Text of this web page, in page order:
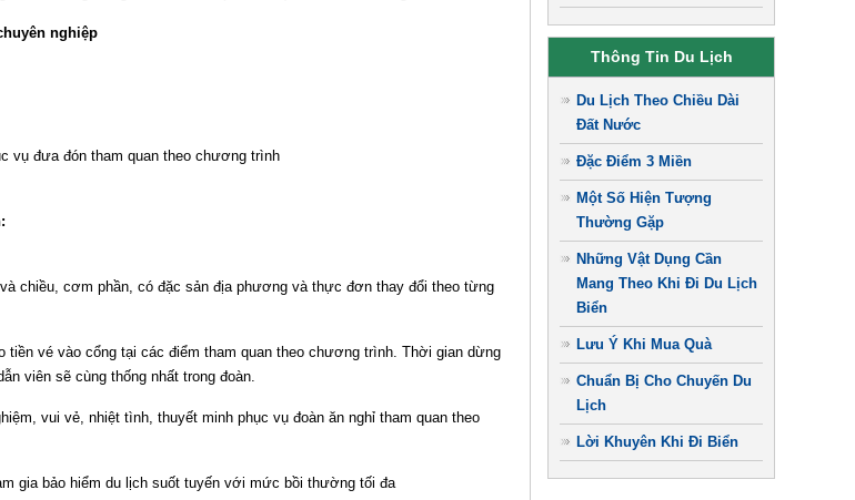
nghiệp
vụ đưa đón tham quan theo chương trình
chiều, cơm phần, có đặc sản địa phương và thực đơn thay đổi theo từng
tiền vé vào cổng tại các điểm tham quan theo chương trình. Thời gian dừng
viên sẽ cùng thống nhất trong đoàn.
vui vẻ, nhiệt tình, thuyết minh phục vụ đoàn ăn nghỉ tham quan theo
gia bảo hiểm du lịch suốt tuyến với mức bồi thường tối đa
Thông Tin Du Lịch
Du Lịch Theo Chiều Dài
Đất Nước
Đặc Điểm 3 Miền
Một Số Hiện Tượng
Thường Gặp
Những Vật Dụng Cần
Mang Theo Khi Đi Du Lịch
Biển
Lưu Ý Khi Mua Quà
Chuẩn Bị Cho Chuyến Du
Lịch
Lời Khuyên Khi Đi Biển